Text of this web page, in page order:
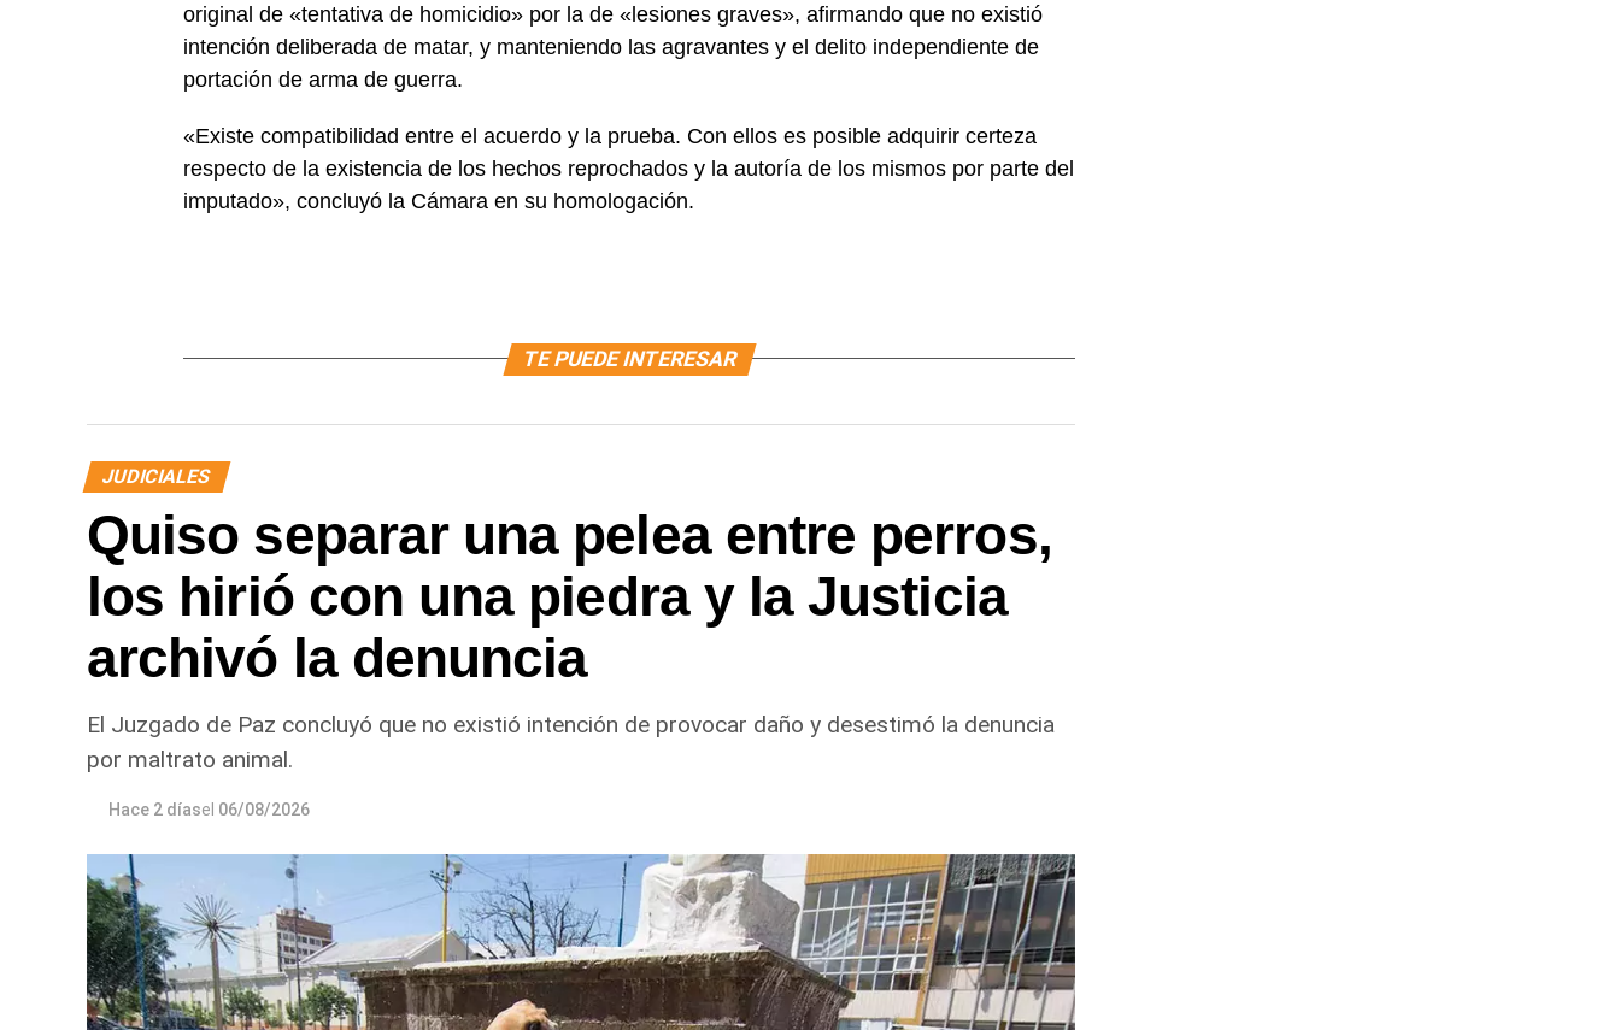
original de «tentativa de homicidio» por la de «lesiones graves», afirmando que no existió
intención deliberada de matar, y manteniendo las agravantes y el delito independiente de
portación de arma de guerra.
«Existe compatibilidad entre el acuerdo y la prueba. Con ellos es posible adquirir certeza
respecto de la existencia de los hechos reprochados y la autoría de los mismos por parte del
imputado», concluyó la Cámara en su homologación.
TE PUEDE INTERESAR
JUDICIALES
Quiso separar una pelea entre perros,
los hirió con una piedra y la Justicia
archivó la denuncia
El Juzgado de Paz concluyó que no existió intención de provocar daño y desestimó la denuncia
por maltrato animal.
Hace 2 díasel 06/08/2026